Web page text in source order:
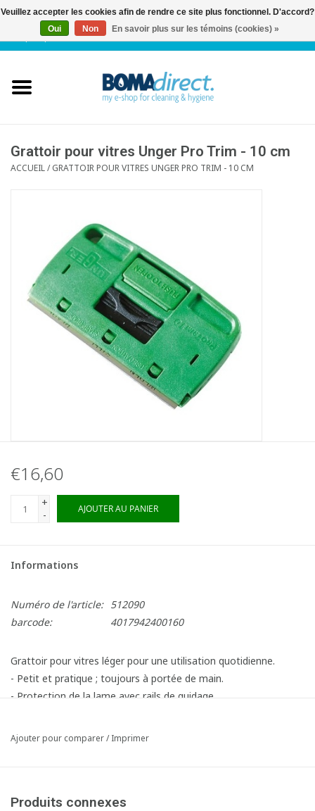
FR| 0 Articles
Service client
Grattoir pour vitres Unger Pro Trim - 10 cm
ACCUEIL/GRATTOIR POUR VITRES UNGER PRO TRIM - 10 CM
€16,60
+
-
AJOUTER AU PANIER
Informations
Numéro de l'article: 512090
barcode:
4017942400160
Grattoir pour vitres léger pour une utilisation quotidienne.
- Petit et pratique ; toujours à portée de main.
- Protection de la lame avec rails de guidage.
pression sur un bouton.
Ajouter pour comparer/Imprimer
Produits connexes
Veuillez accepter les cookies afin de rendre ce site plus fonctionnel. D'accord?
Oui
Non En savoir plus sur les témoins (cookies) »